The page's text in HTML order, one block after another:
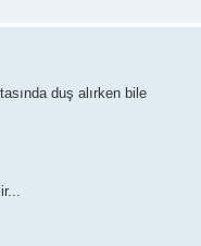
duş alırken bile